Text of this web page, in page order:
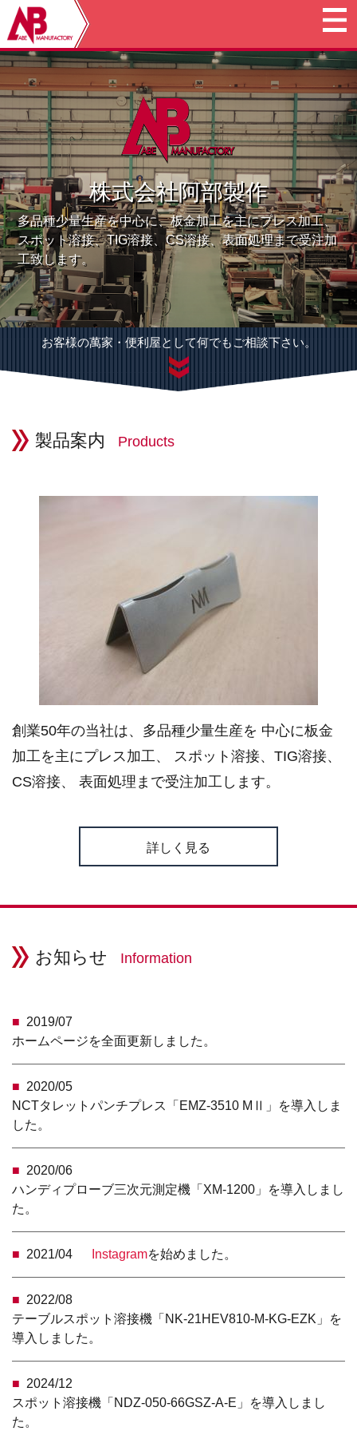
株式会社阿部製作
多品種少量生産を中心に、板金加工を主にプレス加工、
スポット溶接、TIG溶接、CS溶接、表面処理まで受注加
工致します。
お客様の萬家・便利屋として何でもご相談下さい。
製品案内 Products
創業50年の当社は、多品種少量生産を 中心に板金
加工を主にプレス加工、 スポット溶接、TIG溶接、
CS溶接、 表面処理まで受注加工します。
詳しく見る
お知らせ Information
2019/07
ホームページを全面更新しました。
2020/05
NCTタレットパンチプレス「EMZ-3510 MⅡ」を導入しま
した。
2020/06
ハンディプローブ三次元測定機「XM-1200」を導入しまし
た。
2021/04 Instagramを始めました。
2022/08
テーブルスポット溶接機「NK-21HEV810-M-KG-EZK」を
導入しました。
2024/12
スポット溶接機「NDZ-050-66GSZ-A-E」を導入しまし
た。